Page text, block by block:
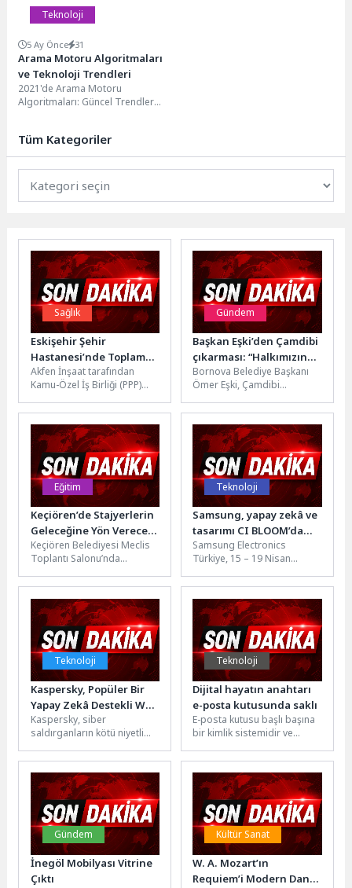
Teknoloji
5 Ay Önce 31
Arama Motoru Algoritmaları
ve Teknoloji Trendleri
2021'de Arama Motoru
Algoritmaları: Güncel Trendler
trendlerine...
Tüm Kategoriler
Sağlık
Eskişehir Şehir
Hastanesi’nde Toplam
Yoğun Bakım Yatak
Kapasitesi 217’ye
Yükseldi
Akfen İnşaat tarafından
Kamu-Özel İş Birliği (PPP)
geçirilen ve Ekim 2018’den
bu yana hizmet...
Gündem
Başkan Eşki’den Çamdibi
çıkarması: “Halkımızın
içinde, Bornova’nın
hizmetindeyiz”
Bornova Belediye Başkanı
Ömer Eşki, Çamdibi
alan gezisinde muhtarlar ve
mahalle sakinleriyle bir...
Eğitim
Keçiören’de Stajyerlerin
Geleceğine Yön Verecek
Eğitim
Keçiören Belediyesi Meclis
Toplantı Salonu’nda
motivasyon ve farkındalık
odaklı bir eğitim programı
düzenlendi....
Teknoloji
Samsung, yapay zekâ ve
tasarımı CI BLOOM’da
sanatla buluşturdu
Samsung Electronics
Türkiye, 15 – 19 Nisan
sanatseverleri çağdaş sanat
eserleriyle buluşturan CI...
Teknoloji
Kaspersky, Popüler Bir
Yapay Zekâ Destekli Web
Geliştirme Platformunu
Hedef Alan Yeni Bir
Kurumsal Kimlik Avı
Kaspersky, siber
saldırganların kötü niyetli
hizmeti daha suistimal
etmeye başladığını tespit...
Teknoloji
Dijital hayatın anahtarı
e-posta kutusunda saklı
E-posta kutusu başlı başına
bir kimlik sistemidir ve
fazla bilgi barındırır. Kişisel
veya iş...
Gündem
İnegöl Mobilyası Vitrine
Çıktı
Kültür Sanat
W. A. Mozart’ın
Requiem’i Modern Dans